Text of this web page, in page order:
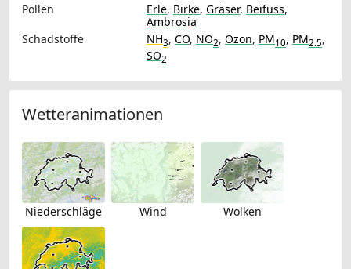
Pollen
Erle, Birke, Gräser, Beifuss,
Ambrosia
Schadstoffe
NH3, CO, NO2, Ozon, PM10, PM2.5,
SO2
Wetteranimationen
Niederschläge Wind Wolken